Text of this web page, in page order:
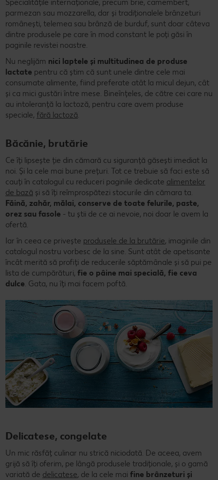
Specialitățile internaționale, precum brie, camembert,
parmezan sau mozzarella, dar și tradiționalele brânzeturi
românești, telemea sau brânză de burduf, sunt doar câteva
dintre produsele pe care în mod constant le poți găsi în
paginile revistei noastre.
Nu neglijăm nici laptele și multitudinea de produse
lactate pentru că știm că sunt unele dintre cele mai
consumate alimente, fiind preferate atât la micul dejun, cât
și ca mici gustări între mese. Bineînțeles, de către cei care nu
au intoleranță la lactoză, pentru care avem produse
speciale, fără lactoză.
Băcănie, brutărie
Ce îți lipsește ție din cămară cu siguranță găsești imediat la
noi. Și la cele mai bune prețuri. Tot ce trebuie să faci este să
cauți în catalogul cu reduceri paginile dedicate alimentelor
de bază și să îți reîmprospătezi stocurile din cămara ta.
Făină, zahăr, mălai, conserve de toate felurile, paste,
orez sau fasole - tu știi de ce ai nevoie, noi doar le avem la
ofertă.
Iar în ceea ce privește produsele de la brutărie, imaginile din
catalogul nostru vorbesc de la sine. Sunt atât de apetisante
încât merită să profiți de reducerile săptămânale și să pui pe
lista de cumpărături, fie o pâine mai specială, fie ceva
dulce. Gata, nu îți mai facem poftă.
Delicatese, congelate
Un mic răsfăț culinar nu strică niciodată. De aceea, avem
grijă să îți oferim, pe lângă produsele tradiționale, și o gamă
variată de delicatese, de la cele mai fine brânzeturi și